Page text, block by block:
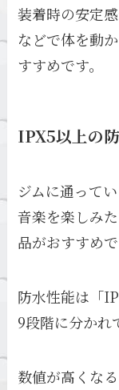
装着時の安定
などで体を動
すすめです。
IPX5以上の
ジムに通って
音楽を楽しみ
品がおすすめで
防水性能は「
9段階に分かれ
数値が高くな